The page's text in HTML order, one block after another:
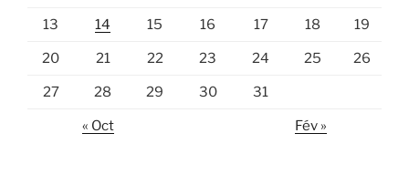
13 14 15 16 17 18 19
20 21 22 23 24 25 26
27 28 29 30 31
« Oct Fév »